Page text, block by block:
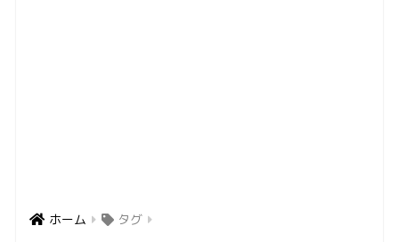
ホーム タグ